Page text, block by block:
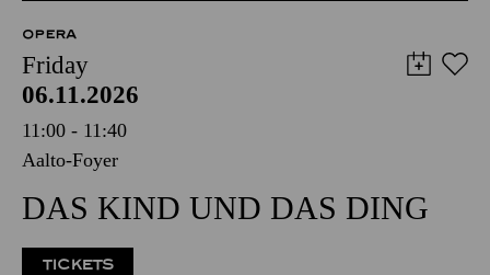
OPERA
Friday
06.11.2026
11:00 - 11:40
Aalto-Foyer
DAS KIND UND DAS DING
TICKETS